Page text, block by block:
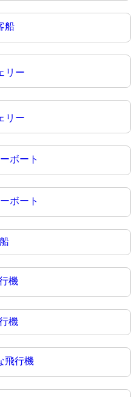
船
リー
リー
ボート
ボート
船
機
機
飛行機